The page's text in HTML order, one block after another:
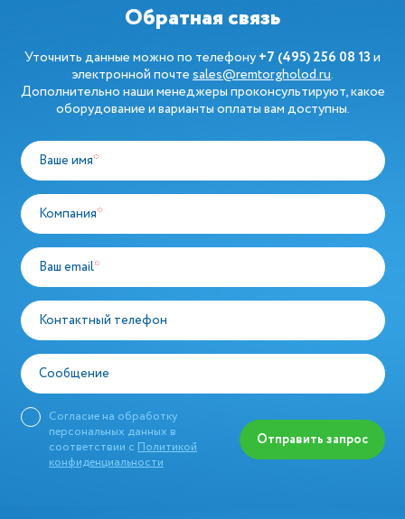
Обратная связь
Уточнить данные можно по телефону+7 (495) 256 08 13и
электронной почтеsales@remtorgholod.ru.
Дополнительно наши менеджеры проконсультируют, какое
оборудование и варианты оплаты вам доступны.
Ваше имя*
Компания*
Ваш email*
Контактный телефон
Сообщение
Согласие на обработку
персональных данных в
соответствии с Политикой
конфиденциальности
Отправить запрос